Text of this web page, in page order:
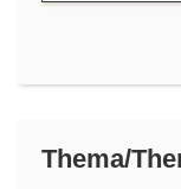
Thema/